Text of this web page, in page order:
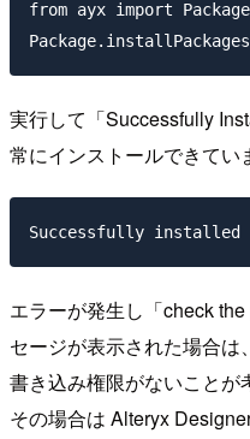
from ayx import Package
実行して「Successfully
常にインストールできてい
エラーが発生し「check
セージが表示された場合
書き込み権限がないことが
その場合は Alteryx